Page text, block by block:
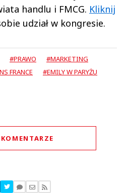
handlu i FMCG. Kliknij
udział w kongresie.
#PRAWO
#MARKETING
FRANCE #EMILY W PARYŻU
komentarzy